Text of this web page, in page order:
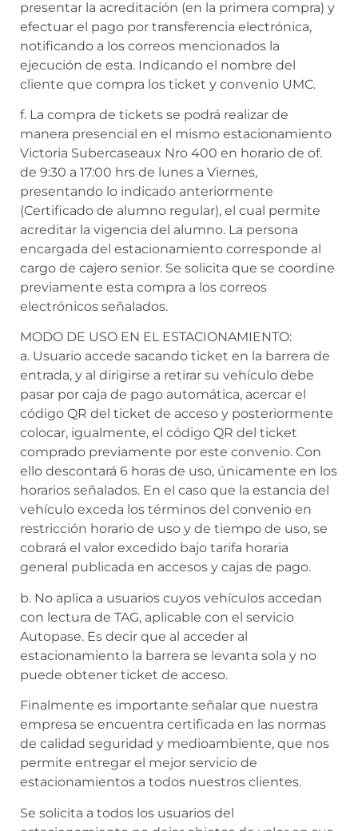
presentar la acreditación (en la primera compra) y
efectuar el pago por transferencia electrónica,
notificando a los correos mencionados la
ejecución de esta. Indicando el nombre del
cliente que compra los ticket y convenio UMC.
f. La compra de tickets se podrá realizar de
manera presencial en el mismo estacionamiento
Victoria Subercaseaux Nro 400 en horario de of.
de 9:30 a 17:00 hrs de lunes a Viernes,
presentando lo indicado anteriormente
(Certificado de alumno regular), el cual permite
acreditar la vigencia del alumno. La persona
encargada del estacionamiento corresponde al
cargo de cajero senior. Se solicita que se coordine
previamente esta compra a los correos
electrónicos señalados.
MODO DE USO EN EL ESTACIONAMIENTO:
a. Usuario accede sacando ticket en la barrera de
entrada, y al dirigirse a retirar su vehículo debe
pasar por caja de pago automática, acercar el
código QR del ticket de acceso y posteriormente
colocar, igualmente, el código QR del ticket
comprado previamente por este convenio. Con
ello descontará 6 horas de uso, únicamente en los
horarios señalados. En el caso que la estancia del
vehículo exceda los términos del convenio en
restricción horario de uso y de tiempo de uso, se
cobrará el valor excedido bajo tarifa horaria
general publicada en accesos y cajas de pago.
b. No aplica a usuarios cuyos vehículos accedan
con lectura de TAG, aplicable con el servicio
Autopase. Es decir que al acceder al
estacionamiento la barrera se levanta sola y no
puede obtener ticket de acceso.
Finalmente es importante señalar que nuestra
empresa se encuentra certificada en las normas
de calidad seguridad y medioambiente, que nos
permite entregar el mejor servicio de
estacionamientos a todos nuestros clientes.
Se solicita a todos los usuarios del